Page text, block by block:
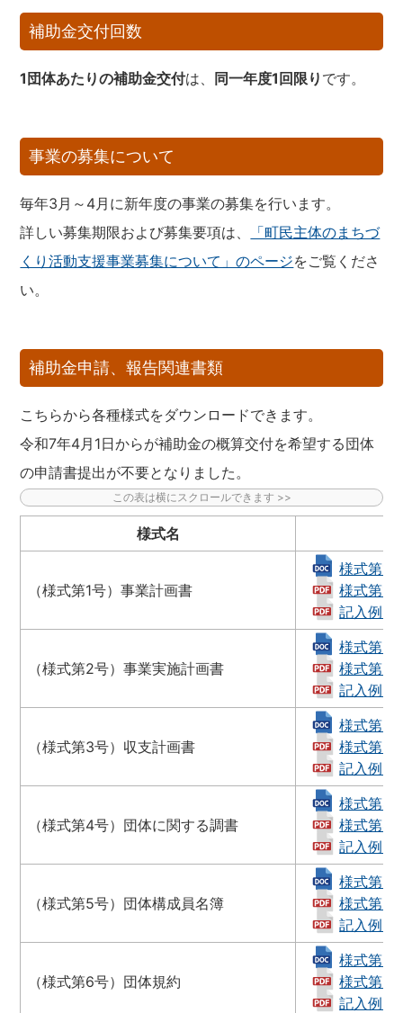
補助金交付回数
1団体あたりの補助金交付は、 同一年度1回限り です。
事業の募集について
毎年3月～4月に新年度の事業の募集を行います。
詳しい募集期限および募集要項は、
「町民主体のまちづ
くり活動支援事業募集について」のページをご覧くださ
い。
補助金申請、報告関連書類
こちらから各種様式をダウンロードできます。
令和7年4月1日からが補助金の概算交付を希望する団体
の申請書提出が不要となりました。
様式名
（様式第1号）事業計画書
様式第1
様式第1
記入例（
（様式第2号）事業実施計画書
様式第2
様式第2
記入例（
（様式第3号）収支計画書
様式第3
様式第3
記入例（
（様式第4号）団体に関する調書
様式第4
様式第4
記入例（
（様式第5号）団体構成員名簿
様式第5
様式第5
記入例（
（様式第6号）団体規約
様式第6
様式第6
記入例（